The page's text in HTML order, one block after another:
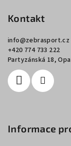
Kontakt
info@zebrasport.cz
+420 774 733 222
Partyzánská 18,
Informace